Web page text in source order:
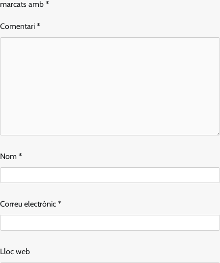
marcats amb *
Comentari *
Nom *
Correu electrònic *
Lloc web